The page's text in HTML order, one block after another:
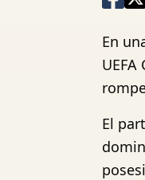
En
El